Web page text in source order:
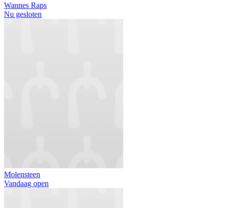
Wannes Raps
Nu gesloten
Molensteen
Vandaag open